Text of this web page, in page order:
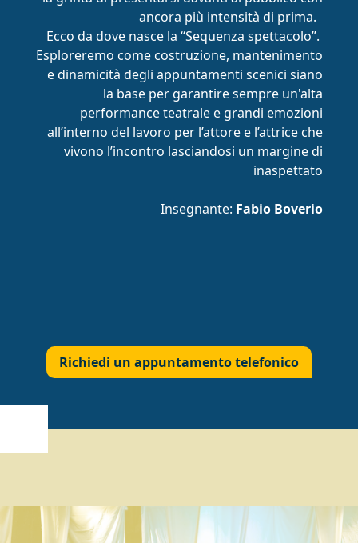
ancora più intensità di prima.
Ecco da dove nasce la “Sequenza spettacolo”.
Esploreremo come costruzione, mantenimento
e dinamicità degli appuntamenti scenici siano
la base per garantire sempre un'alta
performance teatrale e grandi emozioni
all’interno del lavoro per l’attore e l’attrice che
vivono l’incontro lasciandosi un margine di
inaspettato
Insegnante: Fabio Boverio
Richiedi un appuntamento telefonico